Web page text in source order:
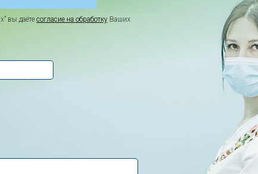
вы даёте согласие на обработку Ваших